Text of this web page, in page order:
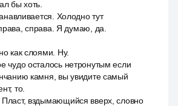
бы хоть.
Холодно тут
справа. Я думаю, да.
как слоями. Ну.
чудо осталось нетронутым если
камня, вы увидите самый
то.
Пласт, вздымающийся вверх, словно